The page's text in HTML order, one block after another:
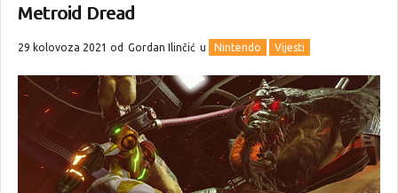
Metroid Dread
29 kolovoza 2021 od Gordan Ilinčić u Nintendo Vijesti